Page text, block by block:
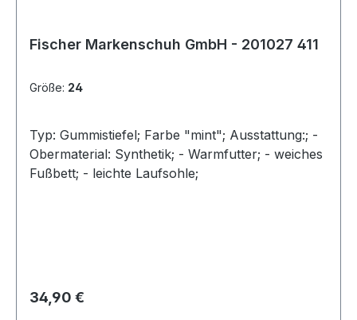
Fischer Markenschuh GmbH - 201027 411
Größe: 24
Typ: Gummistiefel; Farbe "mint"; Ausstattung:; -
Obermaterial: Synthetik; - Warmfutter; - weiches
Fußbett; - leichte Laufsohle;
Regulärer Preis:
34,90 €